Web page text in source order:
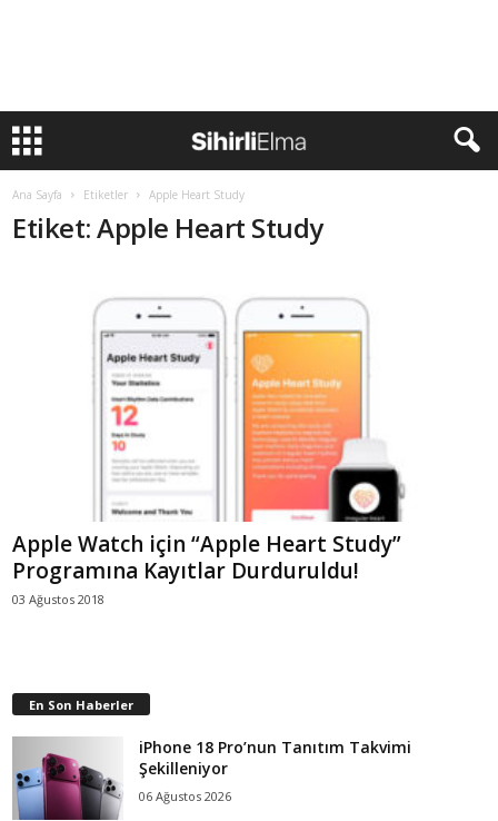
Ana Sayfa Etiketler Apple Heart Study
Etiket: Apple Heart Study
Apple Watch için “Apple Heart Study”
Programına Kayıtlar Durduruldu!
03 Ağustos 2018
En Son Haberler
iPhone 18 Pro’nun Tanıtım Takvimi
Şekilleniyor
06 Ağustos 2026